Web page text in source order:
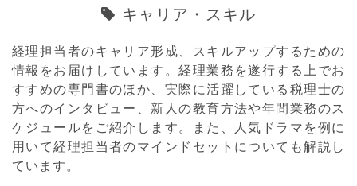
キャリア・スキル
イベント・セミナー
動画コンテンツ
ダウンロード資料
キャリア・スキル
経理担当者のキャリア形成、スキルアップするための
情報をお届けしています。経理業務を遂行する上でお
すすめの専門書のほか、実際に活躍している税理士の
方へのインタビュー、新人の教育方法や年間業務のス
ケジュールをご紹介します。また、人気ドラマを例に
用いて経理担当者のマインドセットについても解説し
ています。